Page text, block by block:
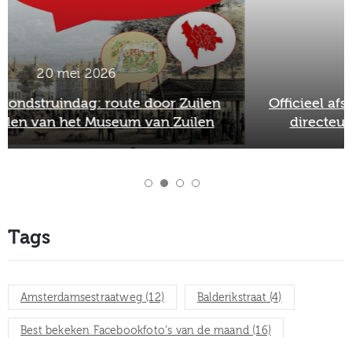
2 maart 2026
Officieel afscheid Wim van Scharenburg als
directeur van het Museum van Zuilen
Tags
Amsterdamsestraatweg (12) Balderikstraat(4)
Best bekeken Facebookfoto's van de maand (16)